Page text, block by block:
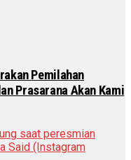
Pemilahan
Prasarana Akan Kami